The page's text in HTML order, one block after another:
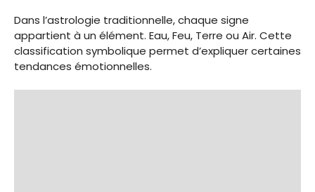
Dans l’astrologie traditionnelle, chaque signe
appartient à un élément. Eau, Feu, Terre ou Air. Cette
classification symbolique permet d’expliquer certaines
tendances émotionnelles.